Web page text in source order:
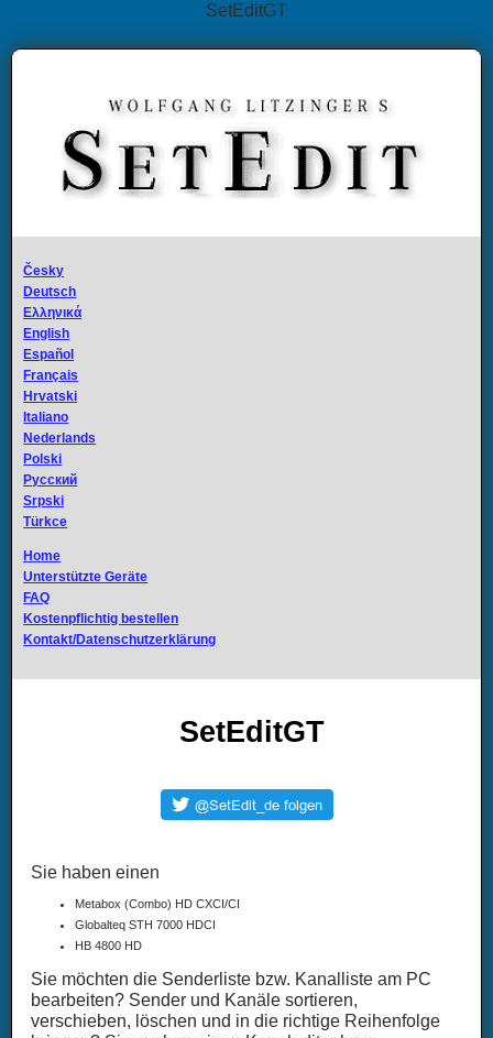
SetEditGT
Česky
Deutsch
Ελληνικά
English
Español
Français
Hrvatski
Italiano
Nederlands
Polski
Русский
Srpski
Türkce
Home
Unterstützte Geräte
FAQ
Kostenpflichtig bestellen
Kontakt/Datenschutzerklärung
SetEditGT
Sie haben einen
Metabox (Combo) HD CXCI/CI
Globalteq STH 7000 HDCI
HB 4800 HD
Sie möchten die Senderliste bzw. Kanalliste am PC
bearbeiten? Sender und Kanäle sortieren,
verschieben, löschen und in die richtige Reihenfolge